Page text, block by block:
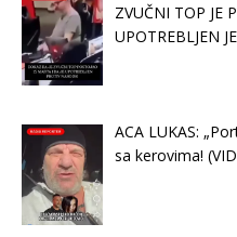
ZVUČNI TOP JE
UPOTREBLJEN
ACA LUKAS:
sa kerovima!